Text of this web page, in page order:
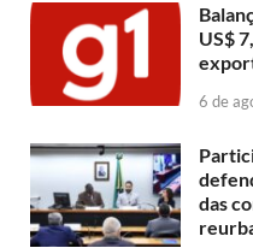
US$
6 de
das